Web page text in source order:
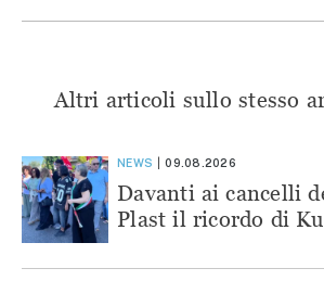
Altri articoli sullo stesso
NEWS 09.08.2026
Davanti ai cancelli
Plast il ricordo di